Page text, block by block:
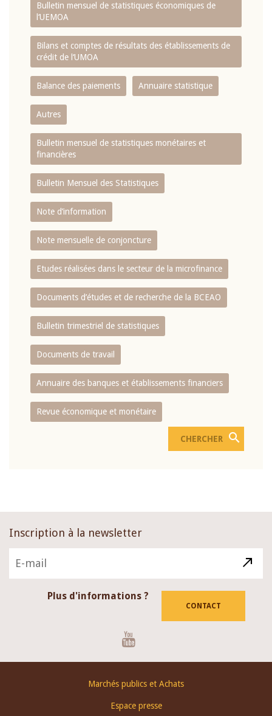
Bulletin mensuel de statistiques économiques de
l‘UEMOA
Bilans et comptes de résultats des établissements de
crédit de l‘UMOA
Balance des paiements Annuaire statistique
Autres
Bulletin mensuel de statistiques monétaires et
financières
Bulletin Mensuel des Statistiques
Note d’information
Note mensuelle de conjoncture
Etudes réalisées dans le secteur de la microfinance
Documents d’études et de recherche de la BCEAO
Bulletin trimestriel de statistiques
Documents de travail
Annuaire des banques et établissements financiers
Revue économique et monétaire
Inscription à la newsletter
Plus d'informations ?
CONTACT
Marchés publics et Achats
Espace presse